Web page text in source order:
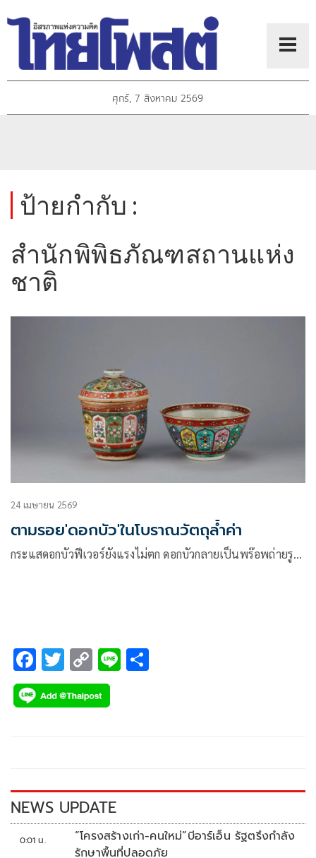
ศุกร์, 7 สิงหาคม 2569
ป้ายกำกับ :
สำนักพิพิธภัณฑสถานแห่ง
ชาติ
24 เมษายน 2569
ตามรอย'ดอกบัว'ในโบราณวัตถุล้ำค่า
กระแสดอกบัวฟีเวอร์ยังแรงไม่ตก ดอกบัวกลายเป็นพร๊อพถ่ายรู…
F
ac
e
k
T
wi
tt
C
o
p
k
Li
NEWS UPDATE
0:01 น.
“โครงสร้างเก่า-คนใหม่”บีอาร์เอ็น รัฐตรึงกำลัง
รักษาพื้นที่ปลอดภัย